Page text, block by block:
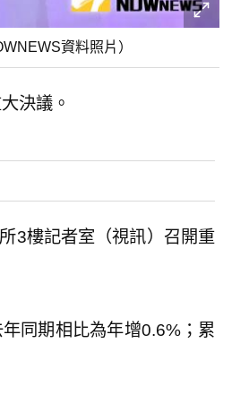
資料照片）
決議。
3樓記者室（視訊）召開重
同期相比為年增0.6%；累